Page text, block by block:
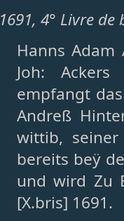
1691, 4° Livre
Hanns
Joh:
empfangt
Andreß
wittib,
bereits beÿ
und wird Zu
[X.bris] 1691.